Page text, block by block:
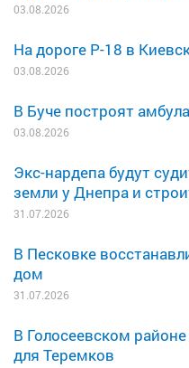
03.08.2026
На дороге Р-18 в
03.08.2026
В Буче построят
03.08.2026
Экс-нардепа будут
земли у Днепра и
31.07.2026
В Песковке
дом
31.07.2026
В Голосеевском
для Теремков